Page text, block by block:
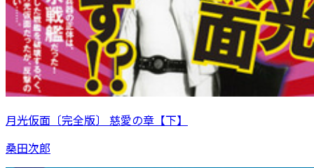
月光仮面〔完全版〕 慈愛の章【下】
桑田次郎